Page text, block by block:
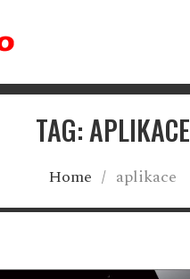
TAG: APLIKACE
Home / aplikace